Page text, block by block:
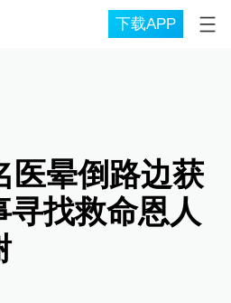
下载APP
医晕倒路边获
寻找救命恩人